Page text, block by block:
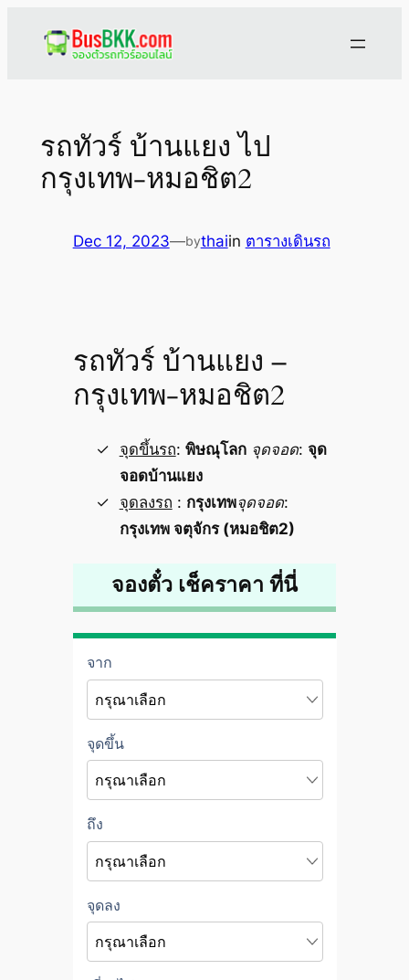
รถทัวร์ บ้านแยง ไป
กรุงเทพ-หมอชิต2
Dec 12, 2023—bythaiin ตารางเดินรถ
รถทัวร์ บ้านแยง –
กรุงเทพ-หมอชิต2
จุดขึ้นรถ: พิษณุโลก จุดจอด: จุด
จอดบ้านแยง
จุดลงรถ : กรุงเทพจุดจอด:
กรุงเทพ จตุจักร (หมอชิต2)
จองตั๋ว เช็คราคา ที่นี่